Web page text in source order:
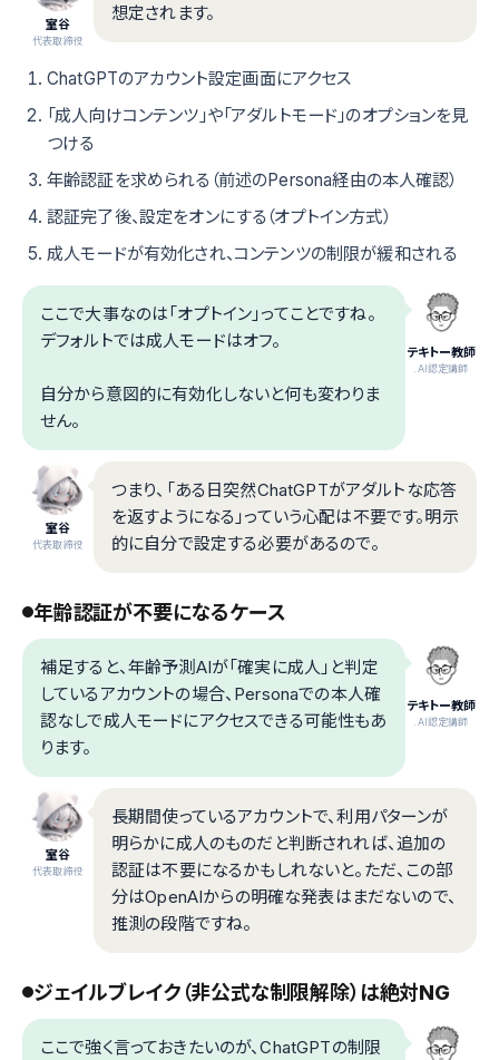
室谷
代表取締役
想定されます。
ChatGPTのアカウント設定画面にアクセス
「成人向けコンテンツ」や「アダルトモード」のオプションを見
つける
年齢認証を求められる（前述のPersona経由の本人確認）
認証完了後、設定をオンにする（オプトイン方式）
成人モードが有効化され、コンテンツの制限が緩和される
テキトー教師
.AI認定講師
ここで大事なのは「オプトイン」ってことですね。
デフォルトでは成人モードはオフ。
自分から意図的に有効化しないと何も変わりま
せん。
室谷
代表取締役
つまり、「ある日突然ChatGPTがアダルトな応答
を返すようになる」っていう心配は不要です。明示
的に自分で設定する必要があるので。
年齢認証が不要になるケース
テキトー教師
.AI認定講師
補足すると、年齢予測AIが「確実に成人」と判定
しているアカウントの場合、Personaでの本人確
認なしで成人モードにアクセスできる可能性もあ
ります。
室谷
代表取締役
長期間使っているアカウントで、利用パターンが
明らかに成人のものだと判断されれば、追加の
認証は不要になるかもしれないと。ただ、この部
分はOpenAIからの明確な発表はまだないので、
推測の段階ですね。
ジェイルブレイク（非公式な制限解除）は絶対NG
ここで強く言っておきたいのが、ChatGPTの制限